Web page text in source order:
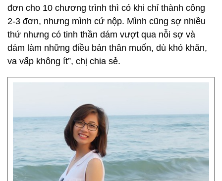
đơn cho 10 chương trình thì có khi chỉ thành công
2-3 đơn, nhưng mình cứ nộp. Mình cũng sợ nhiều
thứ nhưng có tinh thần dám vượt qua nỗi sợ và
dám làm những điều bản thân muốn, dù khó khăn,
va vấp không ít”, chị chia sẻ.